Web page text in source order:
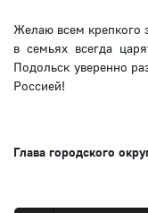
Желаю всем крепкого
в семьях всегда
Подольск уверенно
Россией!
Глава городского